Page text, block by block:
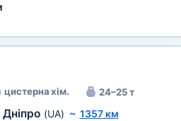
цистерна хім. 24–25 т
Дніпро (UA) ~ 1357 км